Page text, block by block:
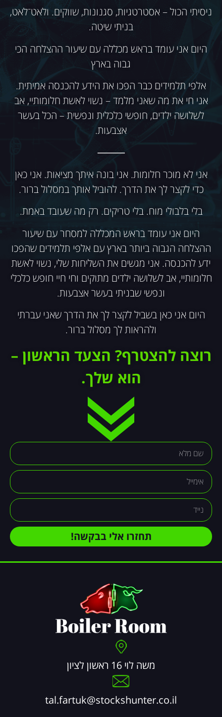
ניסיתי הכול – אסטרטגיות, סגנונות, שווקים. ולאט־לאט,
בניתי שיטה.
היום אני עומד בראש מכללה עם שיעור ההצלחה הכי
גבוה בארץ
אלפי תלמידים כבר הפכו את הידע להכנסה אמיתית.
אני חי את מה שאני מלמד – נשוי לאשת חלומותיי, אב
לשלושה ילדים, חופשי כלכלית ונפשית – הכל בעשר
אצבעות.
⸻
אני לא מוכר חלומות. אני בונה איתך מציאות. אני כאן
כדי לקצר לך את הדרך. להוביל אותך במסלול ברור.
בלי בלבולי מוח. בלי טריקים. רק מה שעובד באמת.
היום אני עומד בראש המכללה למסחר עם שיעור
ההצלחה הגבוה ביותר בארץ עם אלפי תלמידים שהפכו
ידע להכנסה. אני מגשים את השליחות שלי, נשוי לאשת
חלומותיי, אב לשלושה ילדים מתוקים וחי חיי חופש כלכלי
ונפשי שבניתי בעשר אצבעות.
היום אני כאן בשביל לקצר לך את הדרך שאני עברתי
ולהראות לך מסלול ברור.
רוצה להצטרף? הצעד הראשון –
הוא שלך.
תחזרו אלי בבקשה!
משה לוי 16 ראשון לציון
tal.fartuk@stockshunter.co.il